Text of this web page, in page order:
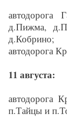
автодорога
д.Пижма,
д.Кобрино;
автодорога
11 августа:
автодорога
п.Тайцы и